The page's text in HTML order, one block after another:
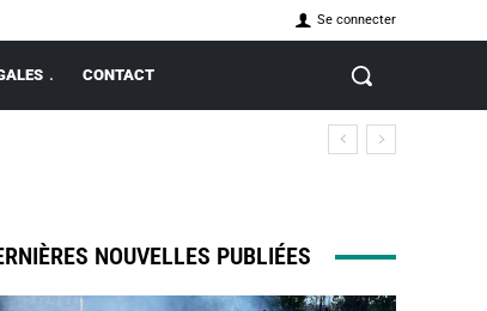
Se connecter
CONTACT
NOUVELLES PUBLIÉES